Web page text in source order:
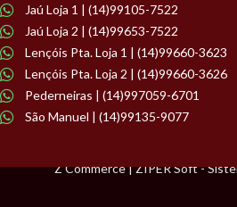
Jaú Loja 1 | (14)99105-7522
Jaú Loja 2 | (14)99653-7522
Lençóis Pta. Loja 1 | (14)99660-3623
Lençóis Pta. Loja 2 | (14)99660-3626
Pederneiras | (14)997059-6701
São Manuel | (14)99135-9077
Z Commerce | ZIPER Soft -